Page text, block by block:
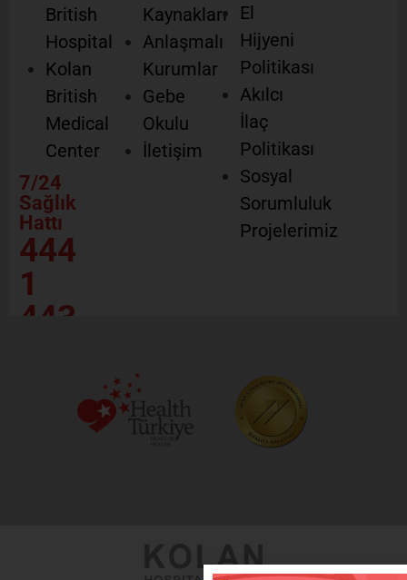
British
Hospital
Kolan
British
Medical
Center
7/24
Sağlık
Hattı
444
1
443
Kaynakları
Anlaşmalı
Kurumlar
Gebe
Okulu
İletişim
El
Hijyeni
Politikası
Akılcı
İlaç
Politikası
Sosyal
Sorumluluk
Projelerimiz